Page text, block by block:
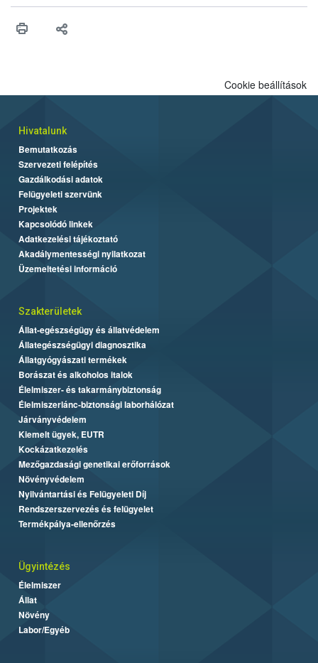
vonni az ebek viselkedésének megítélésében jártas szakértőt.
Cookie beállítások
Hivatalunk
Bemutatkozás
Szervezeti felépítés
Gazdálkodási adatok
Felügyeleti szervünk
Projektek
Kapcsolódó linkek
Adatkezelési tájékoztató
Akadálymentességi nyilatkozat
Üzemeltetési információ
Szakterületek
Állat-egészségügy és állatvédelem
Állategészségügyi diagnosztika
Állatgyógyászati termékek
Borászat és alkoholos italok
Élelmiszer- és takarmánybiztonság
Élelmiszerlánc-biztonsági laborhálózat
Járványvédelem
Kiemelt ügyek, EUTR
Kockázatkezelés
Mezőgazdasági genetikai erőforrások
Növényvédelem
Nyilvántartási és Felügyeleti Díj
Rendszerszervezés és felügyelet
Termékpálya-ellenőrzés
Ügyintézés
Élelmiszer
Állat
Növény
Labor/Egyéb